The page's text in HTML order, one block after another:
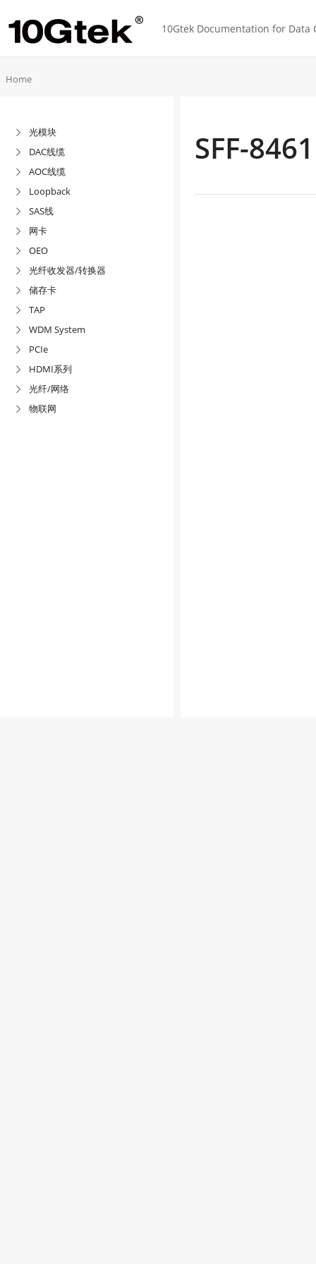
10Gtek Documentation for Data
Home
 光模块
 DAC线缆
 AOC线缆
 Loopback
 SAS线
 网卡
 OEO
 光纤收发器/转换器
 储存卡
 TAP
 WDM System
 PCIe
 HDMI系列
 光纤/网络
 物联网
SFF-8461